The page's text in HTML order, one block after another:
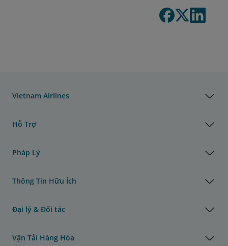
Vietnam Airlines
Hỗ Trợ
Pháp Lý
Thông Tin Hữu Ích
Đại lý & Đối tác
Vận Tải Hàng Hóa